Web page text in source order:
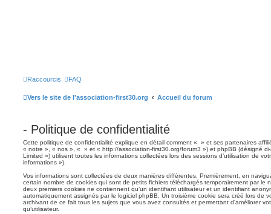
Raccourcis FAQ
Vers le site de l'association-first30.org Accueil du forum
- Politique de confidentialité
Cette politique de confidentialité explique en détail comment « » et ses partenaires
« notre », « nos », « » et « http://association-first30.org/forum3 ») et phpBB (désigné
Limited ») utilisent toutes les informations collectées lors des sessions d’utilisation de
informations »).
Vos informations sont collectées de deux manières différentes. Premièrement, en
certain nombre de cookies qui sont de petits fichiers téléchargés temporairement par le
deux premiers cookies ne contiennent qu’un identifiant utilisateur et un identifiant
automatiquement assignés par le logiciel phpBB. Un troisième cookie sera créé lors de
archivant de ce fait tous les sujets que vous avez consultés et permettant d’améliorer
qu’utilisateur.